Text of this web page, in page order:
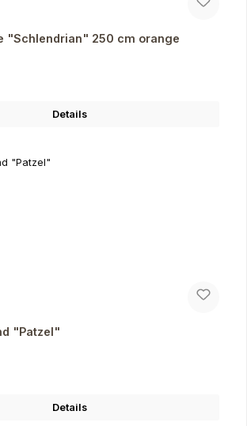
"Schlendrian" 250 cm orange
Details
"Patzel"
Details